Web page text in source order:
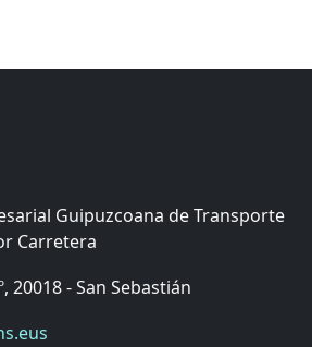
Guipuzcoana de Transporte
Carretera
20018 - San Sebastián